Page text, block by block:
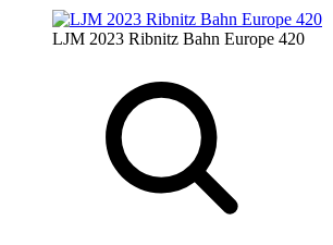
LJM 2023 Ribnitz Bahn Europe 420